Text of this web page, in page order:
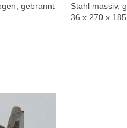
gebrannt
Stahl massiv,
36 x 270 x